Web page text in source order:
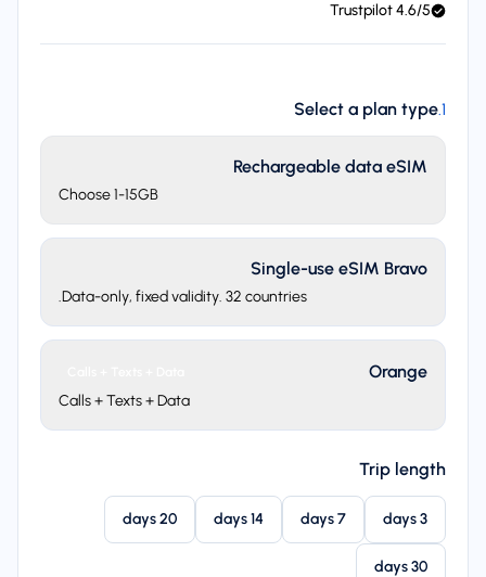
4.6/5 Trustpilot
1
.
Select a plan type
Rechargeable data eSIM
Choose 1-15GB
Single-use eSIM Bravo
Data-only, fixed validity. 32 countries.
Orange
Calls + Texts + Data
Trip length
3 days
7 days
14 days
20 days
30 days